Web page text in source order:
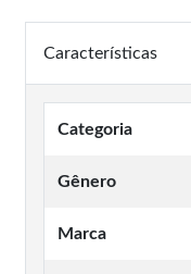
Características
Categoria
Gênero
Marca